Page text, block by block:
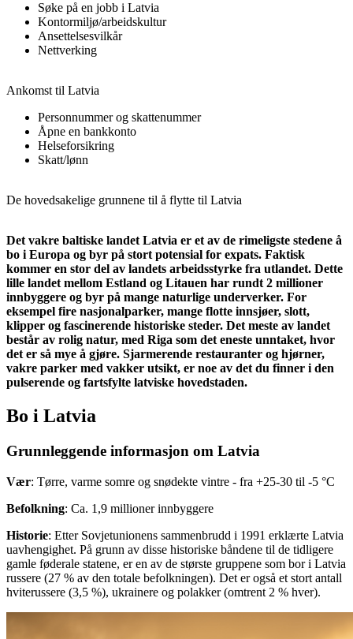
Søke på en jobb i Latvia
Kontormiljø/arbeidskultur
Ansettelsesvilkår
Nettverking
Ankomst til Latvia
Personnummer og skattenummer
Åpne en bankkonto
Helseforsikring
Skatt/lønn
De hovedsakelige grunnene til å flytte til Latvia
Det vakre baltiske landet Latvia er et av de rimeligste stedene å
bo i Europa og byr på stort potensial for expats. Faktisk
kommer en stor del av landets arbeidsstyrke fra utlandet. Dette
lille landet mellom Estland og Litauen har rundt 2 millioner
innbyggere og byr på mange naturlige underverker. For
eksempel fire nasjonalparker, mange flotte innsjøer, slott,
klipper og fascinerende historiske steder. Det meste av landet
består av rolig natur, med Riga som det eneste unntaket, hvor
det er så mye å gjøre. Sjarmerende restauranter og hjørner,
vakre parker med vakker utsikt, er noe av det du finner i den
pulserende og fartsfylte latviske hovedstaden.
Bo i Latvia
Grunnleggende informasjon om Latvia
Vær: Tørre, varme somre og snødekte vintre - fra +25-30 til -5 °C
Befolkning: Ca. 1,9 millioner innbyggere
Historie: Etter Sovjetunionens sammenbrudd i 1991 erklærte Latvia
uavhengighet. På grunn av disse historiske båndene til de tidligere
gamle føderale statene, er en av de største gruppene som bor i Latvia
russere (27 % av den totale befolkningen). Det er også et stort antall
hviterussere (3,5 %), ukrainere og polakker (omtrent 2 % hver).